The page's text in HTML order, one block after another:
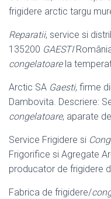
frigidere arctic targu
Reparatii, service si
135200 GAESTI
congelatoarela
Arctic SA Gaesti, firme
Dambovita. Descriere:
congelatoare, aparate
Service Frigidere si
Frigorifice si Agregate
producator de frigidere
Fabrica de frigidere/